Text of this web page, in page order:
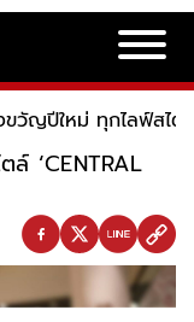
วัญปีใหม่ ทุกไลฟ์สไตล์
‘CENTRAL